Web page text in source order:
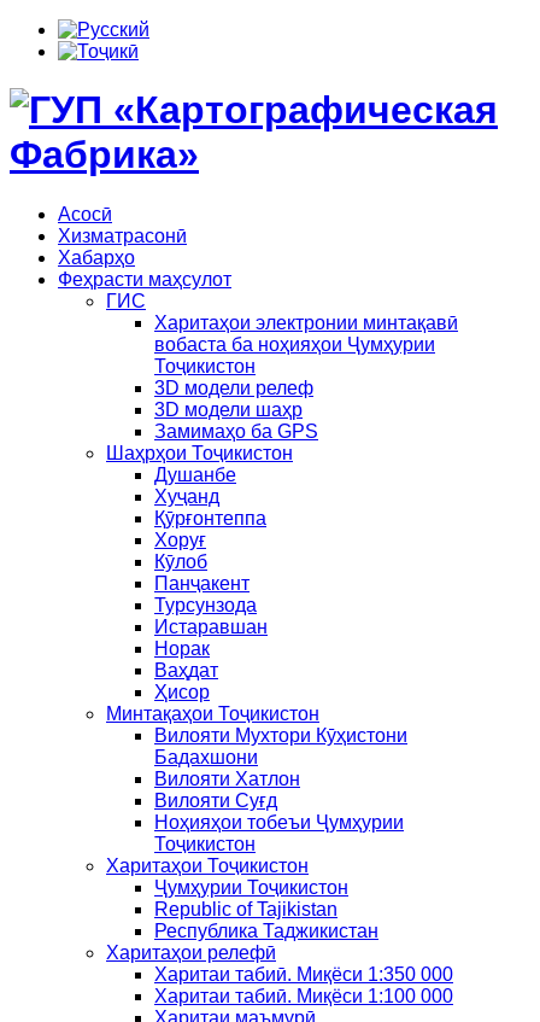
Асосӣ
Хизматрасонӣ
Хабарҳо
Феҳрасти маҳсулот
ГИС
Харитаҳои электронии минтақавӣ
вобаста ба ноҳияҳои Ҷумҳурии
Тоҷикистон
3D модели релеф
3D модели шаҳр
Замимаҳо ба GPS
Шаҳрҳои Тоҷикистон
Душанбе
Хуҷанд
Қӯрғонтеппа
Хоруғ
Кӯлоб
Панҷакент
Турсунзода
Истаравшан
Норак
Ваҳдат
Ҳисор
Минтақаҳои Тоҷикистон
Вилояти Мухтори Кӯҳистони
Бадахшони
Вилояти Хатлон
Вилояти Суғд
Ноҳияҳои тобеъи Ҷумҳурии
Тоҷикистон
Харитаҳои Тоҷикистон
Ҷумҳурии Тоҷикистон
Republic of Tajikistan
Республика Таджикистан
Харитаҳои релефӣ
Харитаи табиӣ. Миқёси 1:350 000
Харитаи табиӣ. Миқёси 1:100 000
Харитаи маъмурӣ